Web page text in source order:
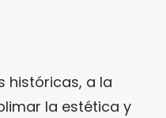
históricas, a la
la estética y